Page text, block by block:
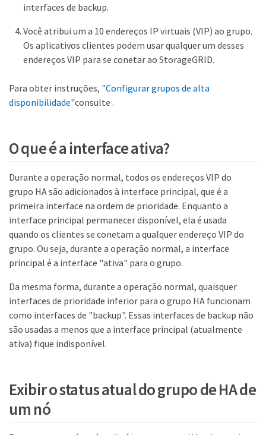
interfaces de backup.
Você atribui um a 10 endereços IP virtuais (VIP) ao grupo.
Os aplicativos clientes podem usar qualquer um desses
endereços VIP para se conetar ao StorageGRID.
Para obter instruções, "Configurar grupos de alta
disponibilidade"consulte .
O que é a interface ativa?
Durante a operação normal, todos os endereços VIP do
grupo HA são adicionados à interface principal, que é a
primeira interface na ordem de prioridade. Enquanto a
interface principal permanecer disponível, ela é usada
quando os clientes se conetam a qualquer endereço VIP do
grupo. Ou seja, durante a operação normal, a interface
principal é a interface "ativa" para o grupo.
Da mesma forma, durante a operação normal, quaisquer
interfaces de prioridade inferior para o grupo HA funcionam
como interfaces de "backup". Essas interfaces de backup não
são usadas a menos que a interface principal (atualmente
ativa) fique indisponível.
Exibir o status atual do grupo de HA de
um nó